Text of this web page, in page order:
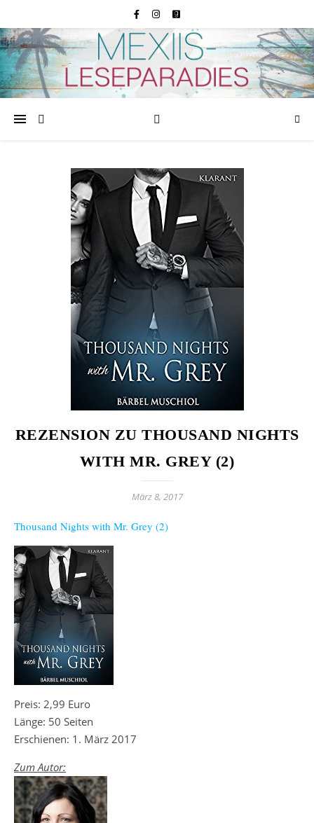
REZENSION ZU THOUSAND NIGHTS
WITH MR. GREY (2)
März 8, 2017
Thousand Nights with Mr. Grey (2)
Preis: 2,99 Euro
Länge: 50 Seiten
Erschienen: 1. März 2017
Zum Autor: